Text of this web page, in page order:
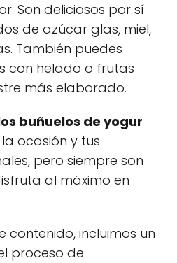
Son deliciosos por sí
de azúcar glas, miel,
También puedes
con helado o frutas
más elaborado.
buñuelos de yogur
ocasión y tus
pero siempre son
al máximo en
contenido, incluimos un
proceso de